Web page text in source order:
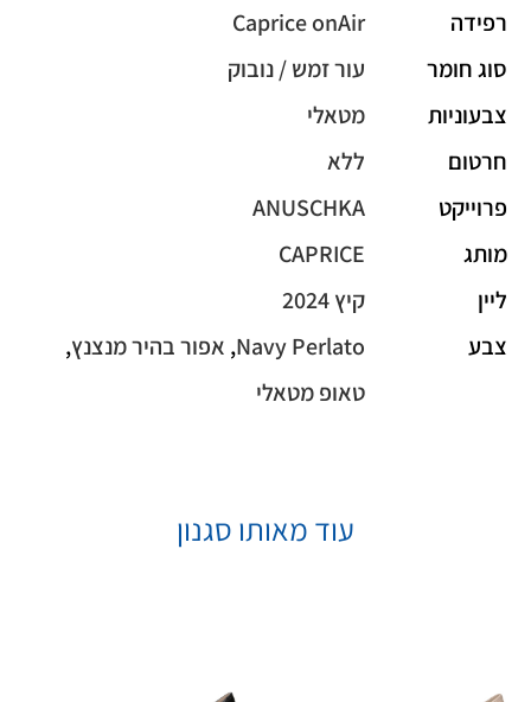
רפידה
Caprice onAir
סוג חומר
עור זמש / נובוק
צבעוניות
מטאלי
חרטום
ללא
פרוייקט
ANUSCHKA
מותג
CAPRICE
ליין
קיץ 2024
צבע
Navy Perlato
, אפור בהיר מנצנץ,
טאופ מטאלי
עוד מאותו סגנון